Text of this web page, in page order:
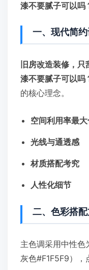
漆不要腻子可以吗
一、现代简
旧房改造装修，
漆不要腻子可以吗
的核心理念。
空间利用率最
光线与通透感
材质搭配考究
人性化细节
二、色彩搭
主色调采用中性色
灰色#F1F5F9），